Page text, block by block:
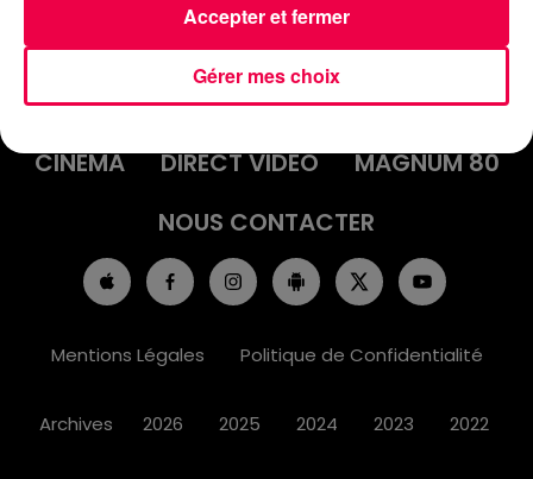
ACCUEIL INFOS
EMISSIONS
AGENDA
JEUX
PODCASTS
CINÉMA
DIRECT VIDÉO
MAGNUM 80
NOUS CONTACTER
Mentions Légales Politique de Confidentialité
Archives 2026 2025 2024 2023 2022
Gérer mes choix
Accepter et fermer